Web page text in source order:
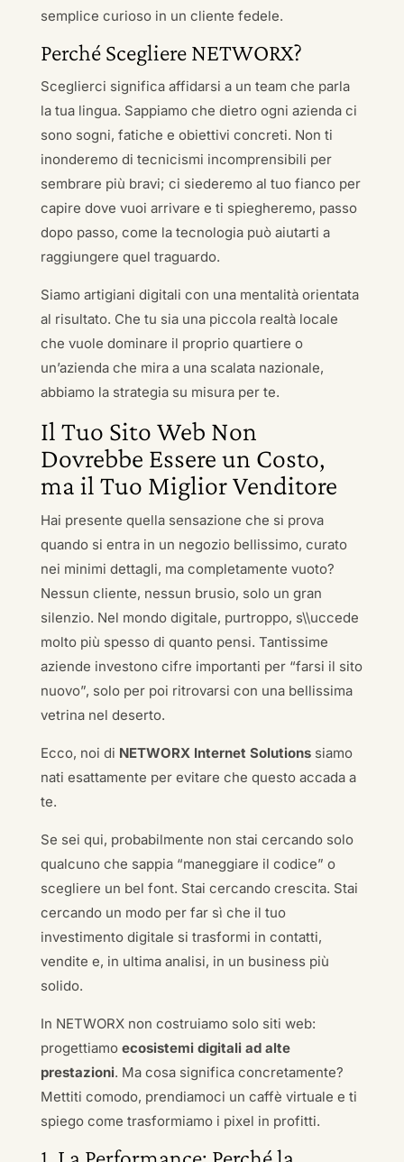
semplice curioso in un cliente fedele.
Perché Scegliere NETWORX?
Sceglierci significa affidarsi a un team che parla
la tua lingua. Sappiamo che dietro ogni azienda ci
sono sogni, fatiche e obiettivi concreti. Non ti
inonderemo di tecnicismi incomprensibili per
sembrare più bravi; ci siederemo al tuo fianco per
capire dove vuoi arrivare e ti spiegheremo, passo
dopo passo, come la tecnologia può aiutarti a
raggiungere quel traguardo.
Siamo artigiani digitali con una mentalità orientata
al risultato. Che tu sia una piccola realtà locale
che vuole dominare il proprio quartiere o
un’azienda che mira a una scalata nazionale,
abbiamo la strategia su misura per te.
Il Tuo Sito Web Non
Dovrebbe Essere un Costo,
ma il Tuo Miglior Venditore
Hai presente quella sensazione che si prova
quando si entra in un negozio bellissimo, curato
nei minimi dettagli, ma completamente vuoto?
Nessun cliente, nessun brusio, solo un gran
silenzio. Nel mondo digitale, purtroppo, s\\uccede
molto più spesso di quanto pensi. Tantissime
aziende investono cifre importanti per “farsi il sito
nuovo”, solo per poi ritrovarsi con una bellissima
vetrina nel deserto.
Ecco, noi di NETWORX Internet Solutionssiamo
nati esattamente per evitare che questo accada a
te.
Se sei qui, probabilmente non stai cercando solo
qualcuno che sappia “maneggiare il codice” o
scegliere un bel font. Stai cercando crescita. Stai
cercando un modo per far sì che il tuo
investimento digitale si trasformi in contatti,
vendite e, in ultima analisi, in un business più
solido.
In NETWORX non costruiamo solo siti web:
progettiamo ecosistemi digitali ad alte
prestazioni. Ma cosa significa concretamente?
Mettiti comodo, prendiamoci un caffè virtuale e ti
spiego come trasformiamo i pixel in profitti.